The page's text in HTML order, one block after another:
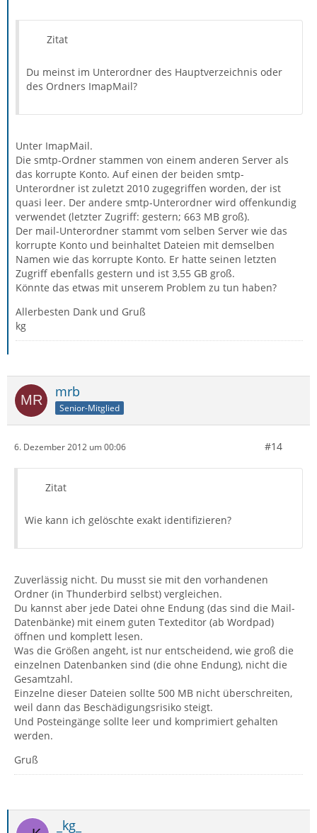
Zitat
Du meinst im Unterordner des Hauptverzeichnis oder
des Ordners ImapMail?
Unter ImapMail.
Die smtp-Ordner stammen von einem anderen Server als
das korrupte Konto. Auf einen der beiden smtp-
Unterordner ist zuletzt 2010 zugegriffen worden, der ist
quasi leer. Der andere smtp-Unterordner wird offenkundig
verwendet (letzter Zugriff: gestern; 663 MB groß).
Der mail-Unterordner stammt vom selben Server wie das
korrupte Konto und beinhaltet Dateien mit demselben
Namen wie das korrupte Konto. Er hatte seinen letzten
Zugriff ebenfalls gestern und ist 3,55 GB groß.
Könnte das etwas mit unserem Problem zu tun haben?
Allerbesten Dank und Gruß
kg
mrb
Senior-Mitglied
6. Dezember 2012 um 00:06 #14
Zitat
Wie kann ich gelöschte exakt identifizieren?
Zuverlässig nicht. Du musst sie mit den vorhandenen
Ordner (in Thunderbird selbst) vergleichen.
Du kannst aber jede Datei ohne Endung (das sind die Mail-
Datenbänke) mit einem guten Texteditor (ab Wordpad)
öffnen und komplett lesen.
Was die Größen angeht, ist nur entscheidend, wie groß die
einzelnen Datenbanken sind (die ohne Endung), nicht die
Gesamtzahl.
Einzelne dieser Dateien sollte 500 MB nicht überschreiten,
weil dann das Beschädigungsrisiko steigt.
Und Posteingänge sollte leer und komprimiert gehalten
werden.
Gruß
_kg_